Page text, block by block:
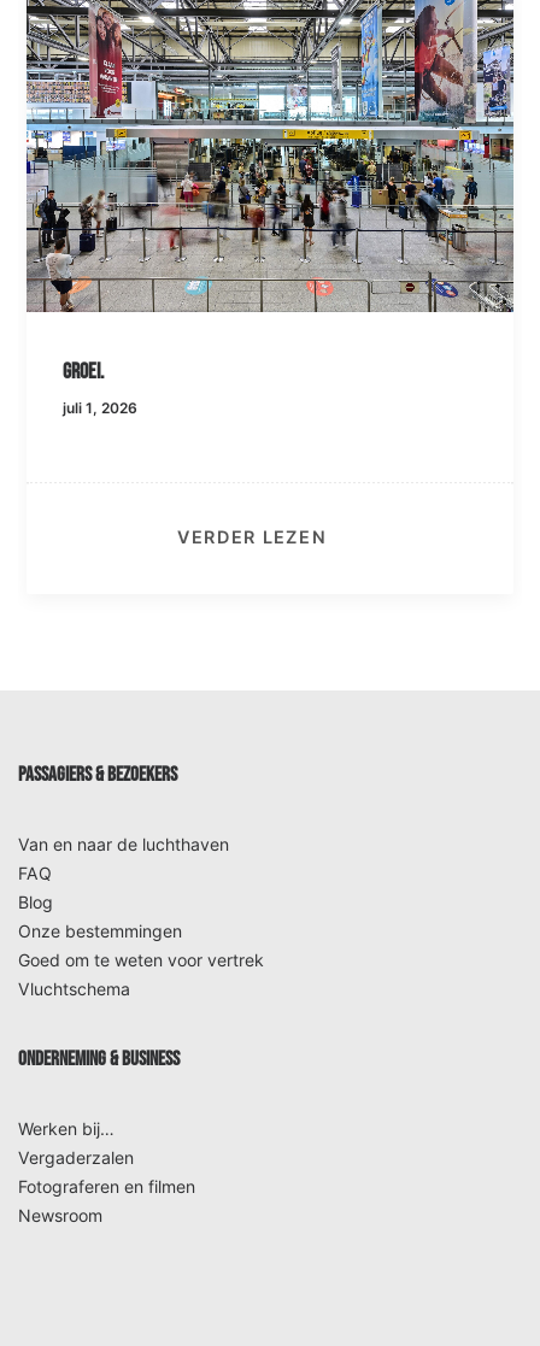
Groei.
juli 1, 2026
VERDER LEZEN
PASSAGIERS & BEZOEKERS
Van en naar de luchthaven
FAQ
Blog
Onze bestemmingen
Goed om te weten voor vertrek
Vluchtschema
ONDERNEMING & BUSINESS
Werken bij…
Vergaderzalen
Fotograferen en filmen
Newsroom